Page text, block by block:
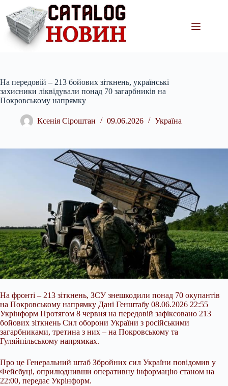
вмісту
На передовій – 213 бойових зіткнень, українські
захисники ліквідували понад 70 загарбників на
Покровському напрямку
Ксенія Сіроштан 09.06.2026 Україна
На фронті – 213 зіткнень, ЗСУ знешкодили понад 70 окупантів
на Покровському напрямку Дані Генштабу 08.06.2026 22:55
Укрінформ Протягом 8 червня на передовій зафіксовано 213
бойових зіткнень Сил оборони України з російськими
загарбниками, третина з них – на Покровському та
Гуляйпільському напрямках.
Про це Генеральний штаб Збройних сил України повідомив у
Фейсбуці, оприлюднивши оперативну інформацію станом на
22:00, передає Укрінформ.